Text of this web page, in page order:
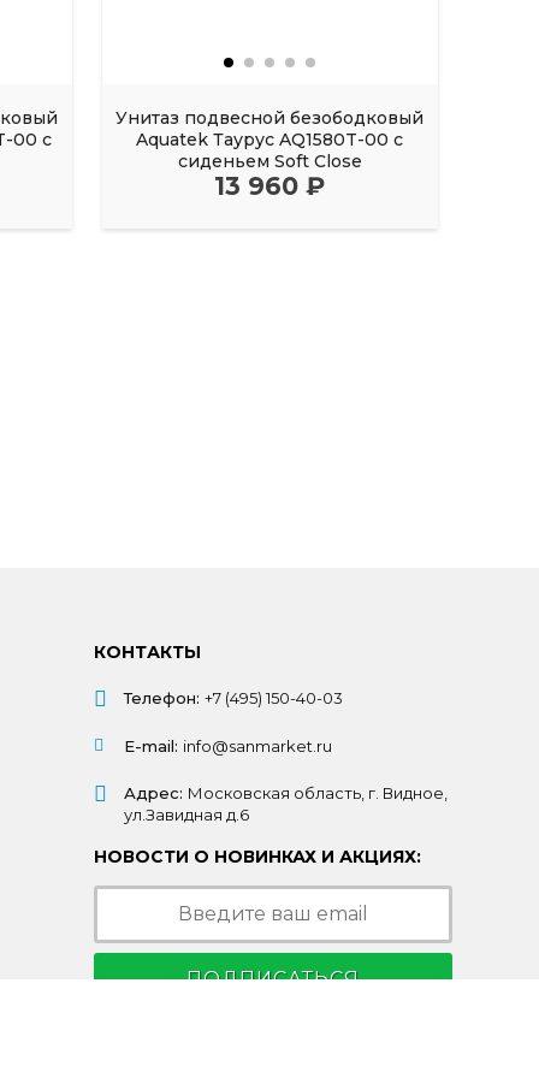
00 с
Унитаз подвесной безободковый
Aquatek Таурус AQ1580T-00 с
сиденьем Soft Close
13 960 ₽
КОНТАКТЫ
Телефон: +7 (495) 150-40-03
E-mail: info@sanmarket.ru
Адрес: Московская область, г. Видное,
ул.Завидная д.6
НОВОСТИ О НОВИНКАХ И АКЦИЯХ:
ПОДПИСАТЬСЯ